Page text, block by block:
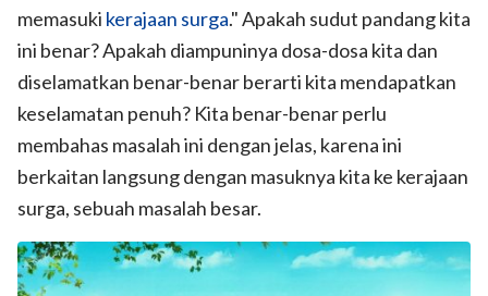
memasuki kerajaan surga." Apakah sudut pandang kita
ini benar? Apakah diampuninya dosa-dosa kita dan
diselamatkan benar-benar berarti kita mendapatkan
keselamatan penuh? Kita benar-benar perlu
membahas masalah ini dengan jelas, karena ini
berkaitan langsung dengan masuknya kita ke kerajaan
surga, sebuah masalah besar.